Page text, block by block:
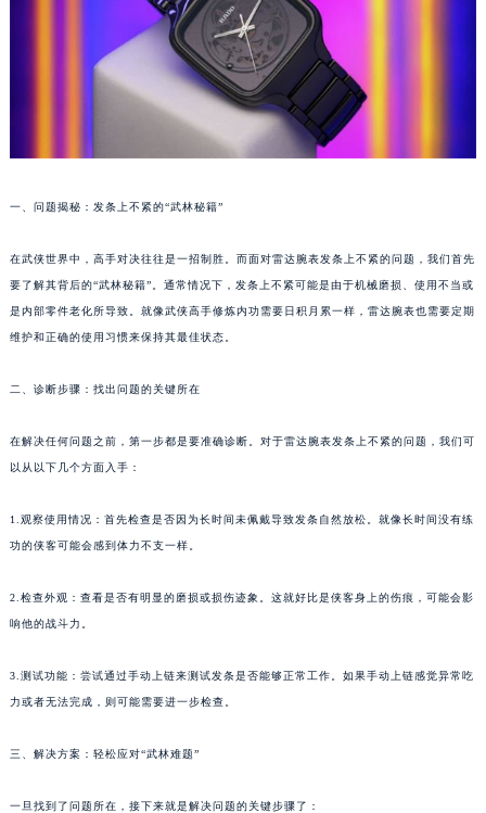
一、问题揭秘：发条上不紧的“武林秘籍”
在武侠世界中，高手对决往往是一招制胜。而面对雷达腕表发条上不紧的问题，我们首先
要了解其背后的“武林秘籍”。通常情况下，发条上不紧可能是由于机械磨损、使用不当或
是内部零件老化所导致。就像武侠高手修炼内功需要日积月累一样，雷达腕表也需要定期
维护和正确的使用习惯来保持其最佳状态。
二、诊断步骤：找出问题的关键所在
在解决任何问题之前，第一步都是要准确诊断。对于雷达腕表发条上不紧的问题，我们可
以从以下几个方面入手：
1.观察使用情况：首先检查是否因为长时间未佩戴导致发条自然放松。就像长时间没有练
功的侠客可能会感到体力不支一样。
2.检查外观：查看是否有明显的磨损或损伤迹象。这就好比是侠客身上的伤痕，可能会影
响他的战斗力。
3.测试功能：尝试通过手动上链来测试发条是否能够正常工作。如果手动上链感觉异常吃
力或者无法完成，则可能需要进一步检查。
三、解决方案：轻松应对“武林难题”
一旦找到了问题所在，接下来就是解决问题的关键步骤了：